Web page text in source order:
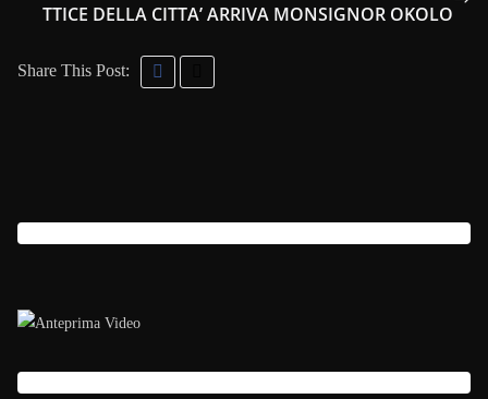
TTICE DELLA CITTA’ ARRIVA MONSIGNOR OKOLO
Share This Post: